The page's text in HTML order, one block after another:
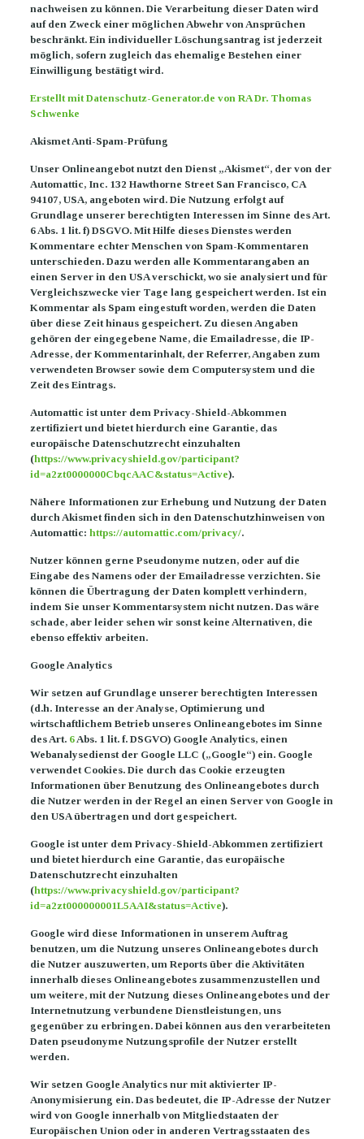
nachweisen zu können. Die Verarbeitung dieser Daten wird
auf den Zweck einer möglichen Abwehr von Ansprüchen
beschränkt. Ein individueller Löschungsantrag ist jederzeit
möglich, sofern zugleich das ehemalige Bestehen einer
Einwilligung bestätigt wird.
Erstellt mit Datenschutz-Generator.de von RA Dr. Thomas
Schwenke
Akismet Anti-Spam-Prüfung
Unser Onlineangebot nutzt den Dienst „Akismet“, der von der
Automattic, Inc. 132 Hawthorne Street San Francisco, CA
94107, USA, angeboten wird. Die Nutzung erfolgt auf
Grundlage unserer berechtigten Interessen im Sinne des Art.
6 Abs. 1 lit. f) DSGVO. Mit Hilfe dieses Dienstes werden
Kommentare echter Menschen von Spam-Kommentaren
unterschieden. Dazu werden alle Kommentarangaben an
einen Server in den USA verschickt, wo sie analysiert und für
Vergleichszwecke vier Tage lang gespeichert werden. Ist ein
Kommentar als Spam eingestuft worden, werden die Daten
über diese Zeit hinaus gespeichert. Zu diesen Angaben
gehören der eingegebene Name, die Emailadresse, die IP-
Adresse, der Kommentarinhalt, der Referrer, Angaben zum
verwendeten Browser sowie dem Computersystem und die
Zeit des Eintrags.
Automattic ist unter dem Privacy-Shield-Abkommen
zertifiziert und bietet hierdurch eine Garantie, das
europäische Datenschutzrecht einzuhalten
(https://www.privacyshield.gov/participant?
id=a2zt0000000CbqcAAC&status=Active).
Nähere Informationen zur Erhebung und Nutzung der Daten
durch Akismet finden sich in den Datenschutzhinweisen von
Automattic: https://automattic.com/privacy/.
Nutzer können gerne Pseudonyme nutzen, oder auf die
Eingabe des Namens oder der Emailadresse verzichten. Sie
können die Übertragung der Daten komplett verhindern,
indem Sie unser Kommentarsystem nicht nutzen. Das wäre
schade, aber leider sehen wir sonst keine Alternativen, die
ebenso effektiv arbeiten.
Google Analytics
Wir setzen auf Grundlage unserer berechtigten Interessen
(d.h. Interesse an der Analyse, Optimierung und
wirtschaftlichem Betrieb unseres Onlineangebotes im Sinne
des Art. 6Abs. 1 lit. f. DSGVO) Google Analytics, einen
Webanalysedienst der Google LLC („Google“) ein. Google
verwendet Cookies. Die durch das Cookie erzeugten
Informationen über Benutzung des Onlineangebotes durch
die Nutzer werden in der Regel an einen Server von Google in
den USA übertragen und dort gespeichert.
Google ist unter dem Privacy-Shield-Abkommen zertifiziert
und bietet hierdurch eine Garantie, das europäische
Datenschutzrecht einzuhalten
(https://www.privacyshield.gov/participant?
id=a2zt000000001L5AAI&status=Active).
Google wird diese Informationen in unserem Auftrag
benutzen, um die Nutzung unseres Onlineangebotes durch
die Nutzer auszuwerten, um Reports über die Aktivitäten
innerhalb dieses Onlineangebotes zusammenzustellen und
um weitere, mit der Nutzung dieses Onlineangebotes und der
Internetnutzung verbundene Dienstleistungen, uns
gegenüber zu erbringen. Dabei können aus den verarbeiteten
Daten pseudonyme Nutzungsprofile der Nutzer erstellt
werden.
Wir setzen Google Analytics nur mit aktivierter IP-
Anonymisierung ein. Das bedeutet, die IP-Adresse der Nutzer
wird von Google innerhalb von Mitgliedstaaten der
Europäischen Union oder in anderen Vertragsstaaten des